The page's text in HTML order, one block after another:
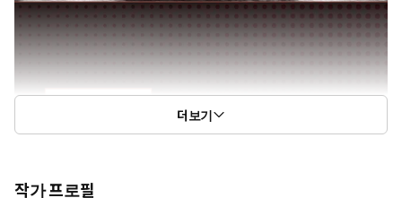
더보기
작가 프로필